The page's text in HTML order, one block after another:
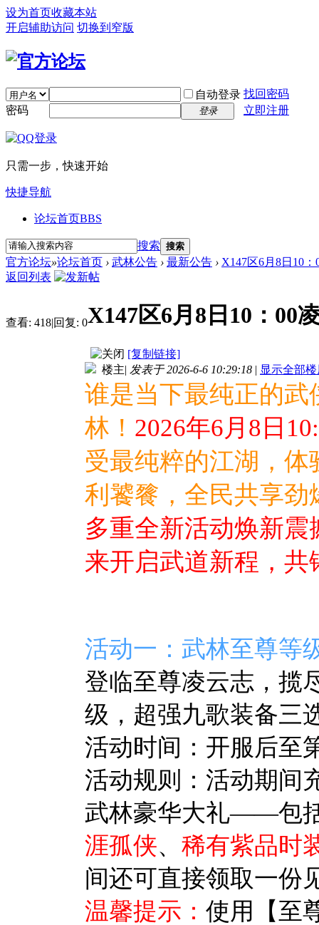
设为首页收藏本站
开启辅助访问 切换到窄版
自动登录 找回密码
密码
登录 立即注册
只需一步，快速开始
快捷导航
论坛首页BBS
搜索 搜索
官方论坛»论坛首页 › 武林公告 › 最新公告 › X147区6月8日10
返回列表
查看: 418|回复: 0X147区6月8日10：00
[复制链接]
楼主| 发表于 2026-6-6 10:29:18 | 显示全部
谁是当下最纯正的
林！ 2026年6月8日
受最纯粹的江湖， 体
利饕餮，全民共享劲
多重全新活动焕新震
来开启武道新程，
活动一：武林至尊等
登临至尊凌云志，揽
级，超强九歌装备三
活动时间：开服后至
活动规则：活动期间
武林豪华大礼——包
涯孤侠、 稀有紫品时
间还可直接领取一份
温馨提示： 使用【至